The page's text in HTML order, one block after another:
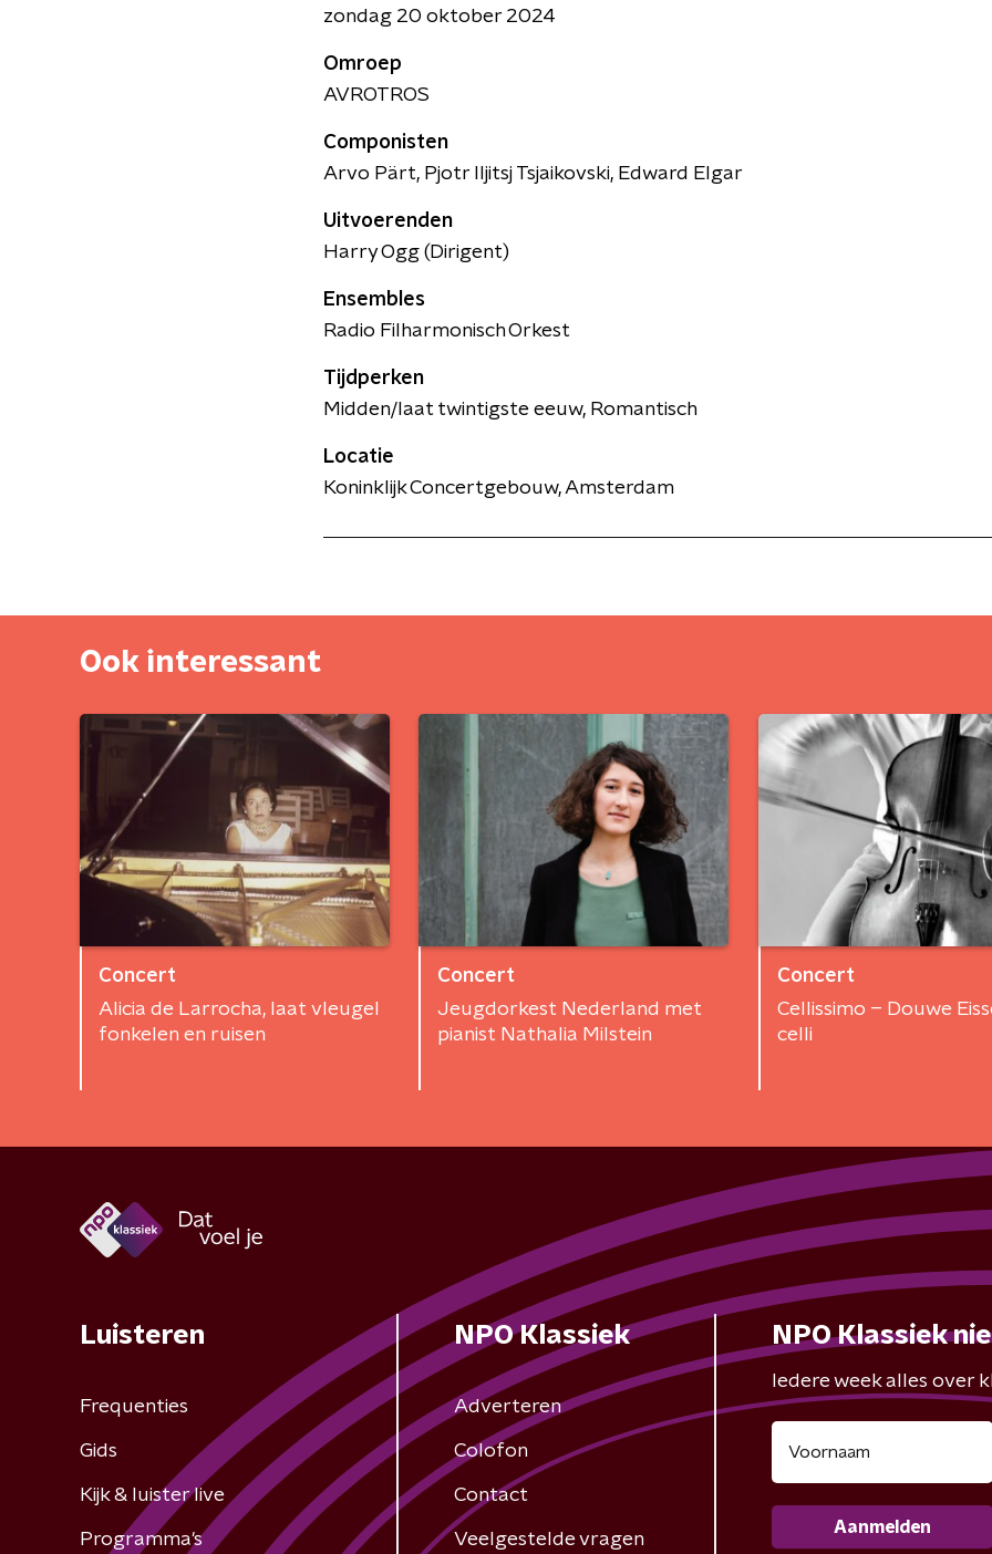
zondag 20 oktober 2024
Omroep
AVROTROS
Componisten
Arvo Pärt, Pjotr Iljitsj Tsjaikovski, Edward Elgar
Uitvoerenden
Harry Ogg (Dirigent)
Ensembles
Radio Filharmonisch Orkest
Tijdperken
Midden/laat twintigste eeuw, Romantisch
Locatie
Koninklijk Concertgebouw, Amsterdam
Ook interessant
Concert
Alicia de Larrocha, laat vleugel
fonkelen en ruisen
Concert
Jeugdorkest Nederland met
pianist Nathalia Milstein
Concert
Cellissimo – Douwe
celli
Luisteren
Frequenties
Gids
Kijk & luister live
Programma's
NPO Klassiek
Adverteren
Colofon
Contact
Veelgestelde vragen
NPO Klassiek
Iedere week alles over
Aanmelden